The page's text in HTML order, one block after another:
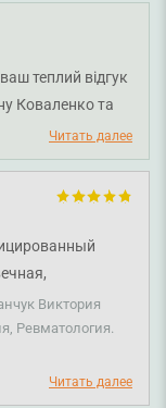
теплий відгук
Коваленко та
Приємно
візитом до
мотивація
здоров'я!
Читать далее
врачи.
что мы будем
нам всем и
Виктория
Ревматология.
Читать далее